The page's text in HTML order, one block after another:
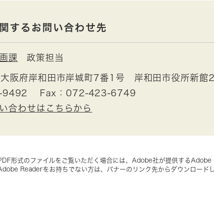
するお問い合わせ先
課 政策担当
大阪府岸和田市岸城町7番1号 岸和田市役所新館
9492
Fax：072-423-6749
合わせはこちらから
形式のファイルをご覧いただく場合には、Adobe社が提供するAdobe
Readerをお持ちでない方は、バナーのリンク先からダウンロード